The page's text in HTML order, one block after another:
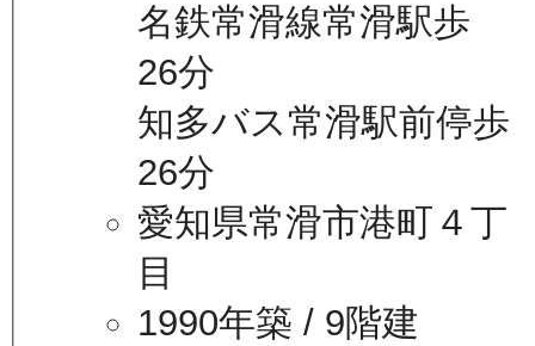
名鉄常滑線常滑駅歩
26分
知多バス常滑駅前停歩
26分
愛知県常滑市港町４丁
目
1990年築 / 9階建